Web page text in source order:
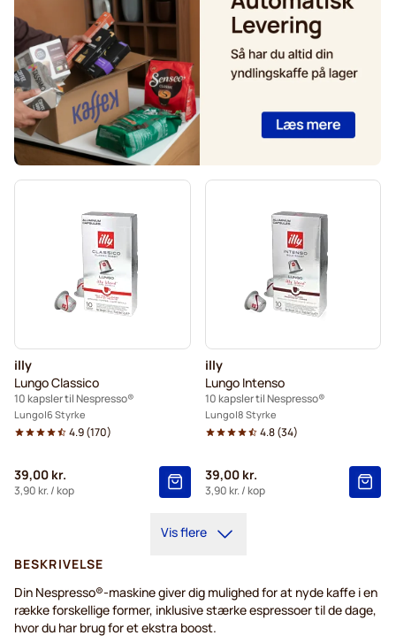
Belmio kaffekapsler til Nespresso®
illy
Lungo Classico
10 kapsler til Nespresso®
Lungo 6 Styrke
4.9(170)
39,00 kr.
3,90 kr./ kop
illy
Lungo Intenso
10 kapsler til Nespresso®
Lungo 8 Styrke
4.8(34)
39,00 kr.
3,90 kr./ kop
Vis flere
BESKRIVELSE
Din Nespresso®-maskine giver dig mulighed for at nyde kaffe i en
række forskellige former, inklusive stærke espressoer til de dage,
hvor du har brug for et ekstra boost.